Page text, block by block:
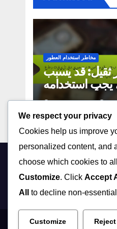
مخاطر استخدام العطور
قد يسبب
يجب استخدامه
الأجواء الباردة
12/12/2025
We respect your privacy
Cookies help us improve
personalized content, and
choose which cookies to
Customize. Click Accept
All
to decline non-
Customize